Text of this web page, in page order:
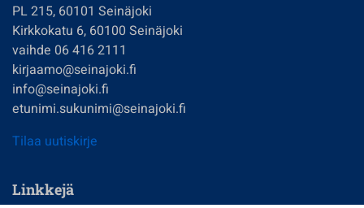
PL 215, 60101 Seinäjoki
Kirkkokatu 6, 60100 Seinäjoki
vaihde 06 416 2111
kirjaamo@seinajoki.fi
info@seinajoki.fi
etunimi.sukunimi@seinajoki.fi
Tilaa uutiskirje
Linkkejä